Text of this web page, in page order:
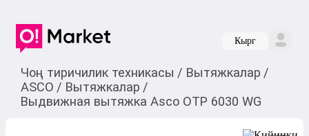
Кырг
Чоң тиричилик техникасы / Вытяжкалар /
ASCO / Вытяжкалар /
Выдвижная вытяжка Asco OTP 6030 WG